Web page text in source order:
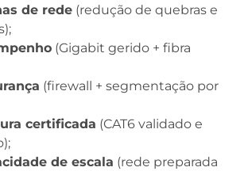
de rede (redução de quebras e
(Gigabit gerido + fibra
(firewall + segmentação por
certificada (CAT6 validado e
de escala (rede preparada